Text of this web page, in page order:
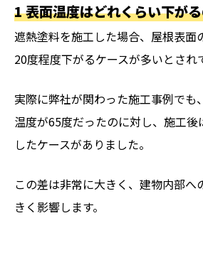
1 表面温度はどれくらい下が
遮熱塗料を施工した場合、屋根表面
20度程度下がるケースが多いとされ
実際に弊社が関わった施工事例でも
温度が65度だったのに対し、施工
したケースがありました。
この差は非常に大きく、建物内部へ
きく影響します。